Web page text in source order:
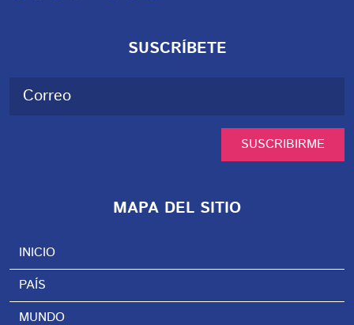
SUSCRÍBETE
SUSCRIBIRME
MAPA DEL SITIO
INICIO
PAÍS
MUNDO